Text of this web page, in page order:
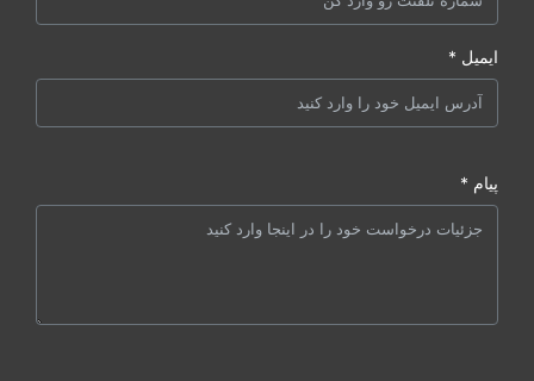
ایمیل *
پیام *